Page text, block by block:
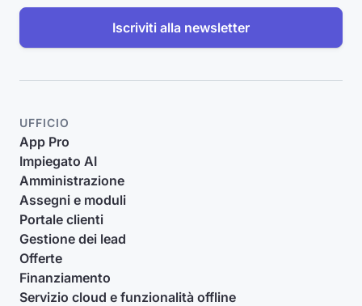
Iscriviti alla newsletter
UFFICIO
App Pro
Impiegato AI
Amministrazione
Assegni e moduli
Portale clienti
Gestione dei lead
Offerte
Finanziamento
Servizio cloud e funzionalità offline